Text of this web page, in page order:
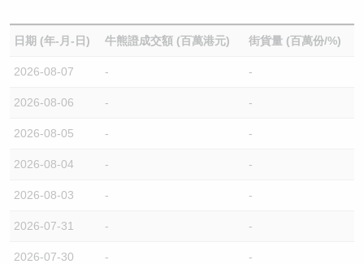
日期 (年-月-日) 牛熊證成交額 (百萬港元) 街貨量 (百萬份/%)
2026-08-07 - -
2026-08-06 - -
2026-08-05 - -
2026-08-04 - -
2026-08-03 - -
2026-07-31 - -
2026-07-30 - -